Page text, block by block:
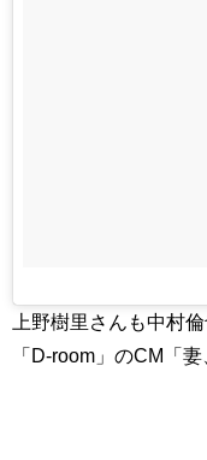
上野樹里さんも中村
「D-room」のCM「